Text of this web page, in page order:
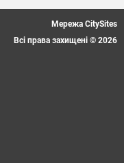
Мережа CitySites
Всі права захищені © 2026